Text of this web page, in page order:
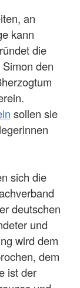
an
kann
die
den
sollen sie
sich die
deutschen
und
wird dem
dem
ist der